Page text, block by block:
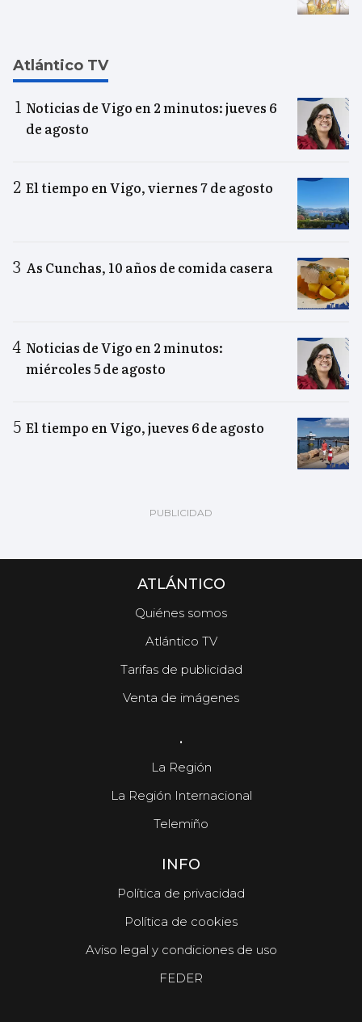
Atlántico TV
Noticias de Vigo en 2 minutos: jueves 6
de agosto
El tiempo en Vigo, viernes 7 de agosto
As Cunchas, 10 años de comida casera
Noticias de Vigo en 2 minutos:
miércoles 5 de agosto
El tiempo en Vigo, jueves 6 de agosto
ATLÁNTICO
Quiénes somos
Atlántico TV
Tarifas de publicidad
Venta de imágenes
.
La Región
La Región Internacional
Telemiño
INFO
Política de privacidad
Política de cookies
Aviso legal y condiciones de uso
FEDER